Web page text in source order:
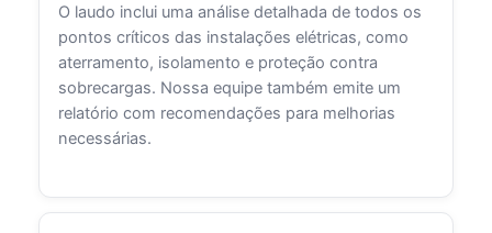
O laudo inclui uma análise detalhada de todos os
pontos críticos das instalações elétricas, como
aterramento, isolamento e proteção contra
sobrecargas. Nossa equipe também emite um
relatório com recomendações para melhorias
necessárias.